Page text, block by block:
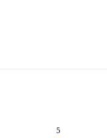
5